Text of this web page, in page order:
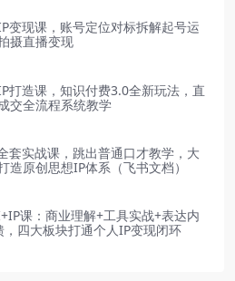
变现课，账号定位对标拆解起号运
摄直播变现
打造课，知识付费3.0全新玩法，直
交全流程系统教学
套实战课，跳出普通口才教学，大
造原创思想IP体系（飞书文档）
课：商业理解+工具实战+表达内
，四大板块打通个人IP变现闭环